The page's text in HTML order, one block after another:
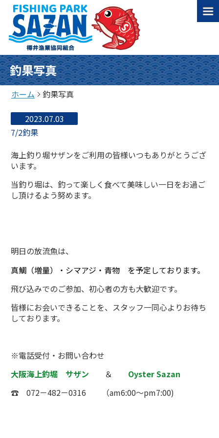
釣果写真
ホーム 釣果写真
2023.07.03
7/2釣果
海上釣り堀サザンをご利用の皆様いつもありがとうござ
います。
当釣り堀は、釣って楽しく食べて美味しい一日をお過ご
し頂けるよう努めます。
明日の放流魚は、
真鯛（増量）・シマアジ・青物 を予定しております。
飛び込みでのご参加、初心者の方も大歓迎です。
皆様にお会いできることを、スタッフ一同心よりお待ち
しております。
※電話受付・お問い合わせ
大阪海上釣堀 サザン ＆ Oyster Sazan
☎ 072－482－0316 （am6:00～pm7:00)